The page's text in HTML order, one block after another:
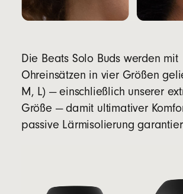
Die Beats Solo Buds werden mit
Ohreinsätzen in vier Größen
M, L) — einschließlich unserer
Größe — damit ultimativer
passive Lärmisolierung